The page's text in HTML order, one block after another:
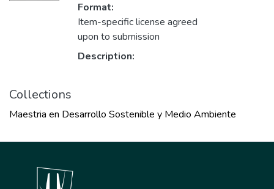
Format:
Item-specific license agreed
upon to submission
Description:
Collections
Maestria en Desarrollo Sostenible y Medio Ambiente